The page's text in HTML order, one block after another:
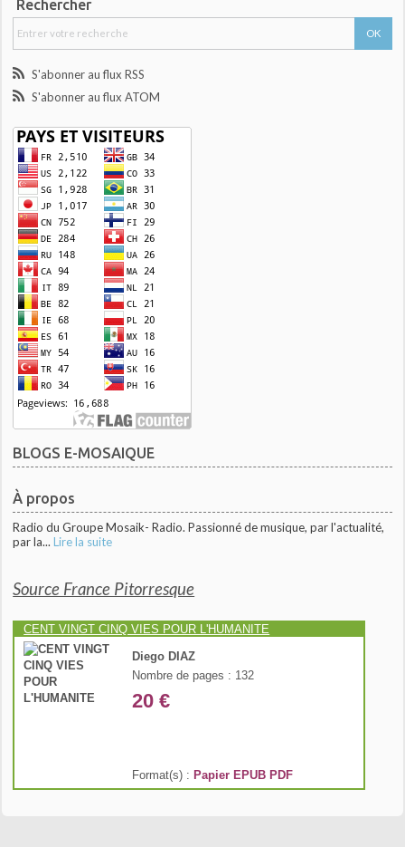
Rechercher
S'abonner au flux RSS
S'abonner au flux ATOM
BLOGS E-MOSAIQUE
À propos
Radio du Groupe Mosaik- Radio. Passionné de musique, par l'actualité,
par la... Lire la suite
Source France Pitorresque
CENT VINGT CINQ VIES POUR L'HUMANITE
Diego DIAZ
Nombre de pages : 132
20 €
Format(s) : Papier EPUB PDF